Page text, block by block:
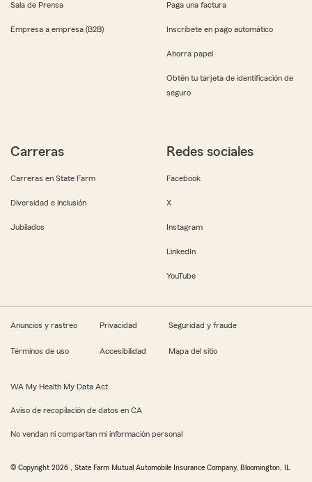
Sala de Prensa
Empresa a empresa (B2B)
Paga una factura
Inscríbete en pago automático
Ahorra papel
Obtén tu tarjeta de identificación de
seguro
Carreras
Carreras en State Farm
Diversidad e inclusión
Jubilados
Redes sociales
Facebook
X
Instagram
LinkedIn
YouTube
Anuncios y rastreo Privacidad Seguridad y fraude
Términos de uso Accesibilidad Mapa del sitio
WA My Health My Data Act
Aviso de recopilación de datos en CA
No vendan ni compartan mi información personal
© Copyright 2026 , State Farm Mutual Automobile Insurance Company, Bloomington, IL